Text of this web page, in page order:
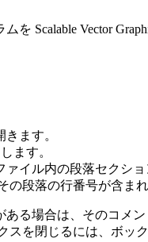
を Scalable Vector
ます。
ます。
ァイル内の段落セクシ
の段落の行番号が含まれ
る場合は、そのコメ
スを閉じるには、ボッ